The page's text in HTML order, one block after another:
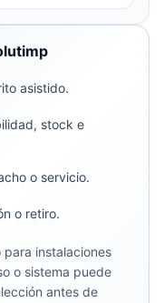
asistido.
stock e
o servicio.
o retiro.
instalaciones
o sistema puede
antes de